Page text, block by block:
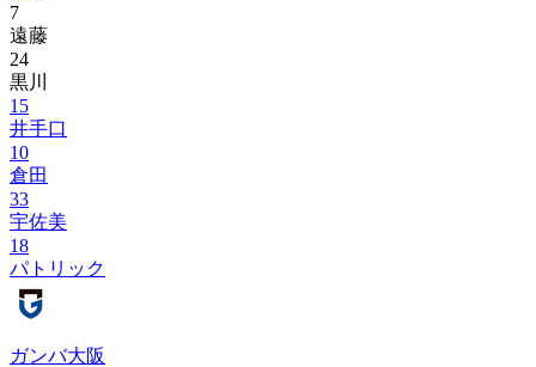
7
遠藤
24
黒川
15
井手口
10
倉田
33
宇佐美
18
パトリック
ガンバ大阪